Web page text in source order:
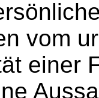
vom
einer